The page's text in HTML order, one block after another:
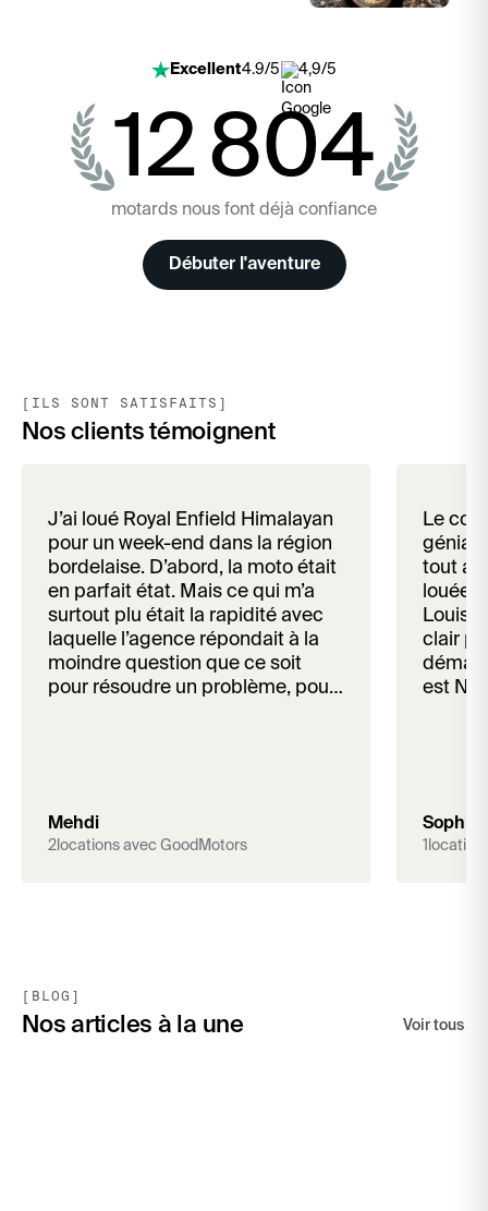
Excellent4.9/5 4,9/5
12 804
motards nous font déjà confiance
Débuter l'aventure
[ILS SONT SATISFAITS]
Nos clients témoignent
J’ai loué Royal Enfield Himalayan
pour un week-end dans la région
bordelaise. D’abord, la moto était
en parfait état. Mais ce qui m’a
surtout plu était la rapidité avec
laquelle l’agence répondait à la
moindre question que ce soit
pour résoudre un problème, pour
Mehdi
2 locations avec GoodMotors
Le
génial
tout
louée
Louis
clair
est
Sophie
1
[BLOG]
Nos articles à la une Voir tous